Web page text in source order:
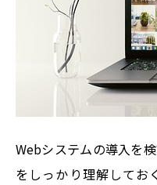
Webシステムの導入を
をしっかり理解してお